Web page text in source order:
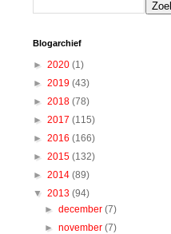
Blogarchief
► 2020 (1)
► 2019 (43)
► 2018 (78)
► 2017 (115)
► 2016 (166)
► 2015 (132)
► 2014 (89)
▼ 2013 (94)
►december(7)
►november(7)